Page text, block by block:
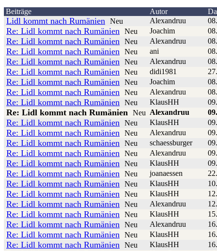
Beiträge Autor
Lidl kommt nach Rumänien Neu Alexandruu
Re: Lidl kommt nach Rumänien Neu Joachim
Re: Lidl kommt nach Rumänien Neu Alexandruu
Re: Lidl kommt nach Rumänien Neu ani
Re: Lidl kommt nach Rumänien Neu Alexandruu
Re: Lidl kommt nach Rumänien Neu didi1981
Re: Lidl kommt nach Rumänien Neu Joachim
Re: Lidl kommt nach Rumänien Neu Alexandruu
Re: Lidl kommt nach Rumänien Neu KlausHH
Re: Lidl kommt nach Rumänien Neu Alexandruu
Re: Lidl kommt nach Rumänien Neu KlausHH
Re: Lidl kommt nach Rumänien Neu Alexandruu
Re: Lidl kommt nach Rumänien Neu schaessburger
Re: Lidl kommt nach Rumänien Neu Alexandruu
Re: Lidl kommt nach Rumänien Neu KlausHH
Re: Lidl kommt nach Rumänien Neu joanaessen
Re: Lidl kommt nach Rumänien Neu KlausHH
Re: Lidl kommt nach Rumänien Neu KlausHH
Re: Lidl kommt nach Rumänien Neu Alexandruu
Re: Lidl kommt nach Rumänien Neu KlausHH
Re: Lidl kommt nach Rumänien Neu Alexandruu
Re: Lidl kommt nach Rumänien Neu KlausHH
Re: Lidl kommt nach Rumänien Neu KlausHH